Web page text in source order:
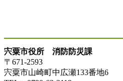
宍粟市役所 消防防災課
〒671-2593
宍粟市山崎町中広瀬133番地6